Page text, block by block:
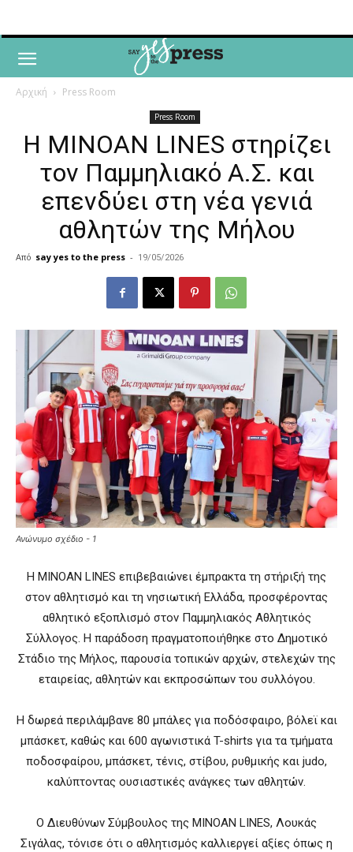
Αρχική Press Room
Press Room
Η MINOAN LINES στηρίζει
τον Παμμηλιακό Α.Σ. και
επενδύει στη νέα γενιά
αθλητών της Μήλου
Από say yes to the press - 19/05/2026
Ανώνυμο σχέδιο - 1
Η MINOAN LINES επιβεβαιώνει έμπρακτα τη στήριξή της
στον αθλητισμό και τη νησιωτική Ελλάδα, προσφέροντας
αθλητικό εξοπλισμό στον Παμμηλιακός Αθλητικός
Σύλλογος. Η παράδοση πραγματοποιήθηκε στο Δημοτικό
Στάδιο της Μήλος, παρουσία τοπικών αρχών, στελεχών της
εταιρείας, αθλητών και εκπροσώπων του συλλόγου.
Η δωρεά περιλάμβανε 80 μπάλες για ποδόσφαιρο, βόλεϊ και
μπάσκετ, καθώς και 600 αγωνιστικά T-shirts για τα τμήματα
ποδοσφαίρου, μπάσκετ, τένις, στίβου, ρυθμικής και judo,
καλύπτοντας ουσιαστικές ανάγκες των αθλητών.
Ο Διευθύνων Σύμβουλος της MINOAN LINES, Λουκάς
Σιγάλας, τόνισε ότι ο αθλητισμός καλλιεργεί αξίες όπως η